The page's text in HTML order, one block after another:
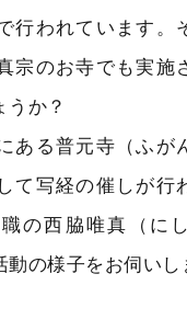
行われています。
宗のお寺でも実施
うか？
ある普元寺（ふが
て写経の催しが行
の西脇唯真（に
動の様子をお伺いし